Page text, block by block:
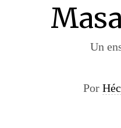
Un
Por